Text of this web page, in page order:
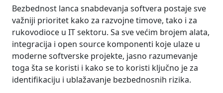
Bezbednost lanca snabdevanja softvera postaje sve
važniji prioritet kako za razvojne timove, tako i za
rukovodioce u IT sektoru. Sa sve većim brojem alata,
integracija i open source komponenti koje ulaze u
moderne softverske projekte, jasno razumevanje
toga šta se koristi i kako se to koristi ključno je za
identifikaciju i ublažavanje bezbednosnih rizika.